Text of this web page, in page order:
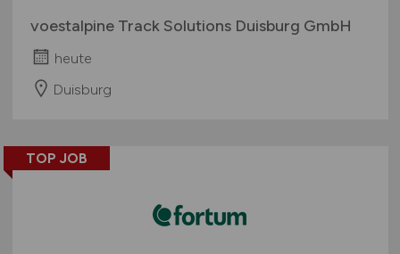
voestalpine Track Solutions Duisburg GmbH
heute
Duisburg
TOP JOB